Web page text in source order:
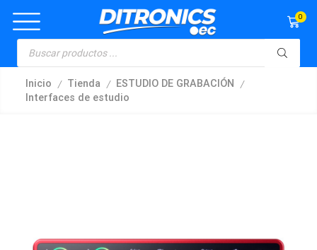
0
Inicio / Tienda / ESTUDIO DE GRABACIÓN /
Interfaces de estudio